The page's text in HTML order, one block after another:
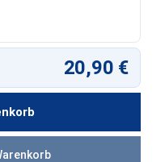
20,90 €